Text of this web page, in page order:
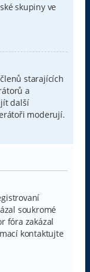
skupiny ve
starajících
a
další
moderují.
soukromé
fóra zakázal
kontaktujte